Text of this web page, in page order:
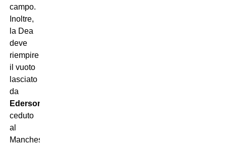
campo.
Inoltre,
la Dea
deve
riempire
il vuoto
lasciato
da
Ederson
ceduto
al
Manchester